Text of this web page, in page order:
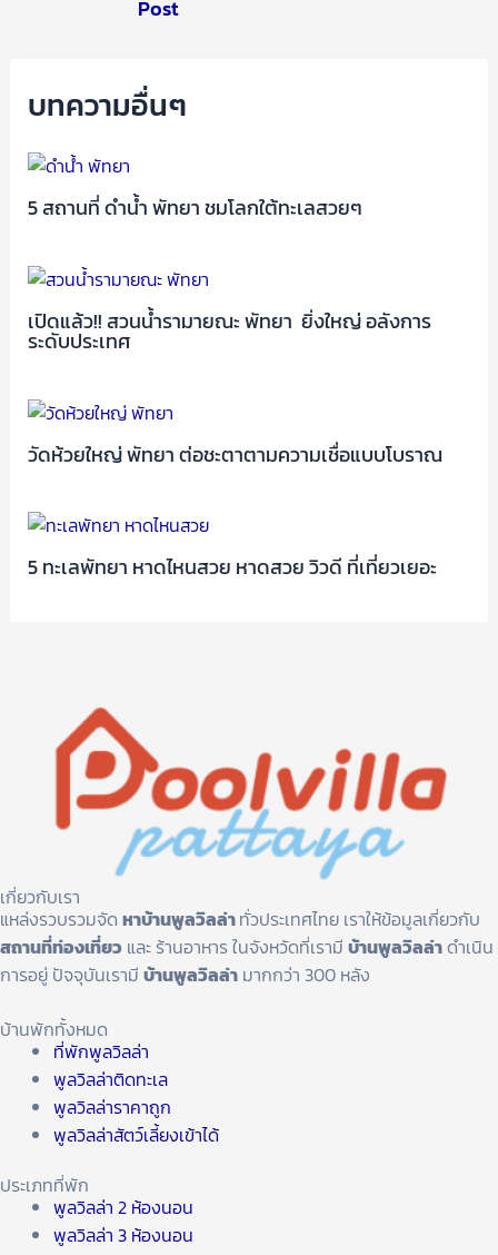
Post
บทความอื่นๆ
5 สถานที่ ดําน้ำ พัทยา ชมโลกใต้ทะเลสวยๆ
เปิดแล้ว!! สวนน้ำรามายณะ พัทยา ยิ่งใหญ่ อลังการ
ระดับประเทศ
วัดห้วยใหญ่ พัทยา ต่อชะตาตามความเชื่อแบบโบราณ
5 ทะเลพัทยา หาดไหนสวย หาดสวย วิวดี ที่เที่ยวเยอะ
เกี่ยวกับเรา
แหล่งรวบรวมจัด หาบ้านพูลวิลล่าทั่วประเทศไทย เราให้ข้อมูลเกี่ยวกับ
สถานที่ท่องเที่ยว และ ร้านอาหาร ในจังหวัดที่เรามี บ้านพูลวิลล่าดำเนิน
การอยู่ ปัจจุบันเรามี บ้านพูลวิลล่า มากกว่า 300 หลัง
บ้านพักทั้งหมด
ที่พักพูลวิลล่า
พูลวิลล่าติดทะเล
พูลวิลล่าราคาถูก
พูลวิลล่าสัตว์เลี้ยงเข้าได้
ประเภทที่พัก
พูลวิลล่า 2 ห้องนอน
พูลวิลล่า 3 ห้องนอน